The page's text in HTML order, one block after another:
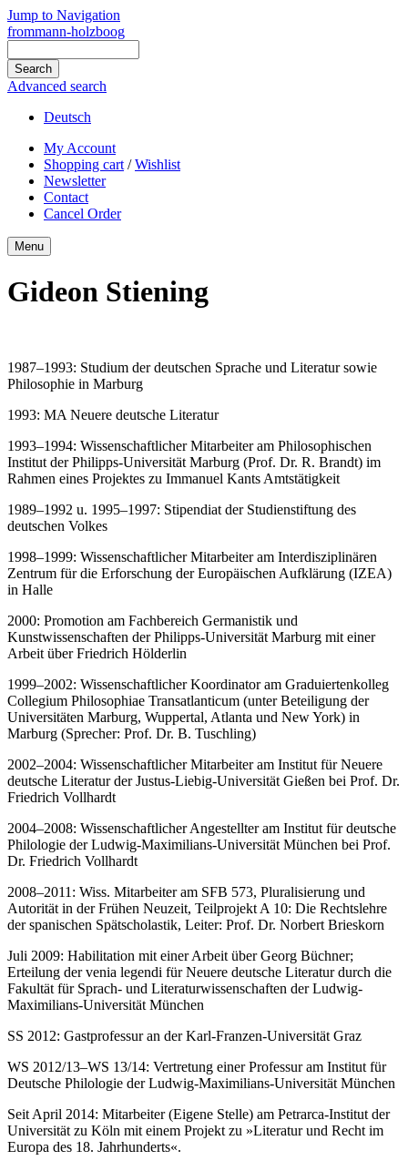
Jump to Navigation
frommann-holzboog
Advanced search
Deutsch
My Account
Shopping cart /Wishlist
Newsletter
Contact
Cancel Order
Menu
Gideon Stiening
1987–1993: Studium der deutschen Sprache und Literatur sowie
Philosophie in Marburg
1993: MA Neuere deutsche Literatur
1993–1994: Wissenschaftlicher Mitarbeiter am Philosophischen
Institut der Philipps-Universität Marburg (Prof. Dr. R. Brandt) im
Rahmen eines Projektes zu Immanuel Kants Amtstätigkeit
1989–1992 u. 1995–1997: Stipendiat der Studienstiftung des
deutschen Volkes
1998–1999: Wissenschaftlicher Mitarbeiter am Interdisziplinären
Zentrum für die Erforschung der Europäischen Aufklärung (IZEA)
in Halle
2000: Promotion am Fachbereich Germanistik und
Kunstwissenschaften der Philipps-Universität Marburg mit einer
Arbeit über Friedrich Hölderlin
1999–2002: Wissenschaftlicher Koordinator am Graduiertenkolleg
Collegium Philosophiae Transatlanticum (unter Beteiligung der
Universitäten Marburg, Wuppertal, Atlanta und New York) in
Marburg (Sprecher: Prof. Dr. B. Tuschling)
2002–2004: Wissenschaftlicher Mitarbeiter am Institut für Neuere
deutsche Literatur der Justus-Liebig-Universität Gießen bei Prof. Dr.
Friedrich Vollhardt
2004–2008: Wissenschaftlicher Angestellter am Institut für deutsche
Philologie der Ludwig-Maximilians-Universität München bei Prof.
Dr. Friedrich Vollhardt
2008–2011: Wiss. Mitarbeiter am SFB 573, Pluralisierung und
Autorität in der Frühen Neuzeit, Teilprojekt A 10: Die Rechtslehre
der spanischen Spätscholastik, Leiter: Prof. Dr. Norbert Brieskorn
Juli 2009: Habilitation mit einer Arbeit über Georg Büchner;
Erteilung der venia legendi für Neuere deutsche Literatur durch die
Fakultät für Sprach- und Literaturwissenschaften der Ludwig-
Maximilians-Universität München
SS 2012: Gastprofessur an der Karl-Franzen-Universität Graz
WS 2012/13–WS 13/14: Vertretung einer Professur am Institut für
Deutsche Philologie der Ludwig-Maximilians-Universität München
Seit April 2014: Mitarbeiter (Eigene Stelle) am Petrarca-Institut der
Universität zu Köln mit einem Projekt zu »Literatur und Recht im
Europa des 18. Jahrhunderts«.